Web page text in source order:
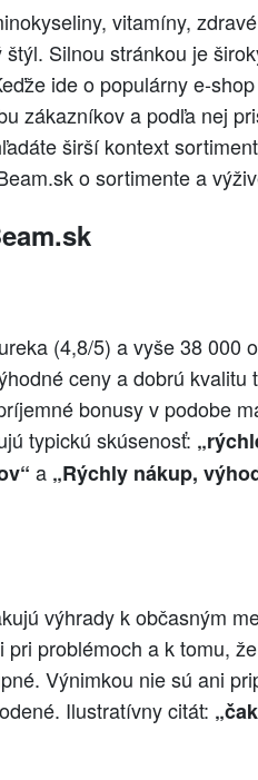
vitamíny, zdravé
Silnou stránkou je
ide o populárny
zákazníkov a podľa nej
širší kontext
o sortimente a
(4,8/5) a vyše 38 000
ceny a dobrú kvalitu
bonusy v podobe
typickú skúsenosť:
a „Rýchly nákup,
výhrady k občasným
problémoch a k tomu,
Výnimkou nie sú ani
Ilustratívny citát: